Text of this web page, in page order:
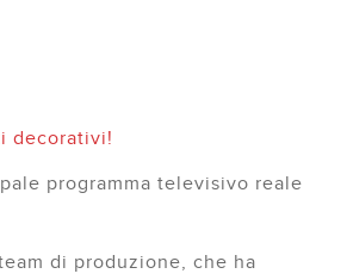
decorativi!
programma televisivo reale
di produzione, che ha